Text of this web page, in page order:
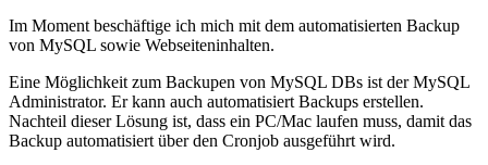
Im Moment beschäftige ich mich mit dem automatisierten Backup
von MySQL sowie Webseiteninhalten.
Eine Möglichkeit zum Backupen von MySQL DBs ist der MySQL
Administrator. Er kann auch automatisiert Backups erstellen.
Nachteil dieser Lösung ist, dass ein PC/Mac laufen muss, damit das
Backup automatisiert über den Cronjob ausgeführt wird.